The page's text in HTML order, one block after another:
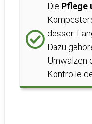
Die Pflege
dessen
Dazu
Umwälzen
Kontrolle